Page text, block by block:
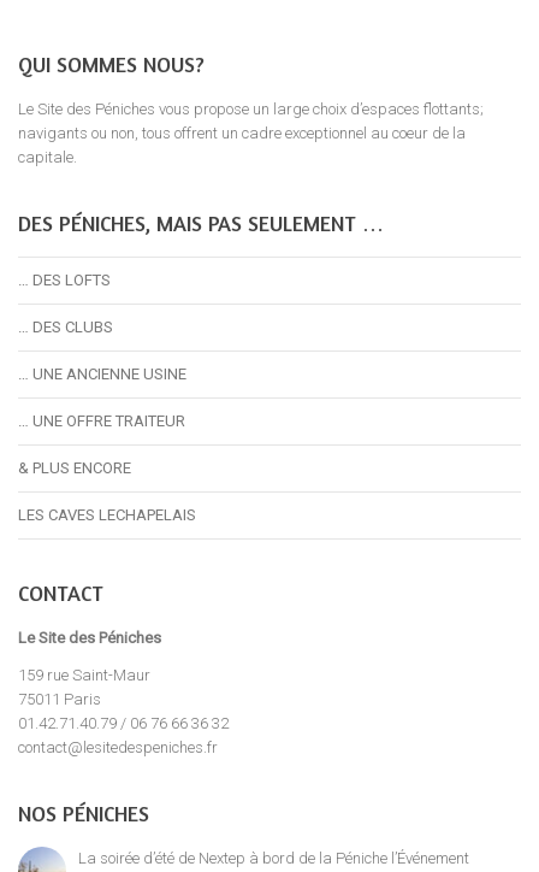
QUI SOMMES NOUS?
Le Site des Péniches vous propose un large choix d’espaces flottants;
navigants ou non, tous offrent un cadre exceptionnel au coeur de la
capitale.
DES PÉNICHES, MAIS PAS SEULEMENT …
… DES LOFTS
… DES CLUBS
… UNE ANCIENNE USINE
… UNE OFFRE TRAITEUR
& PLUS ENCORE
LES CAVES LECHAPELAIS
CONTACT
Le Site des Péniches
159 rue Saint-Maur
75011 Paris
01.42.71.40.79 / 06 76 66 36 32
contact@lesitedespeniches.fr
NOS PÉNICHES
La soirée d’été de Nextep à bord de la Péniche l’Événement